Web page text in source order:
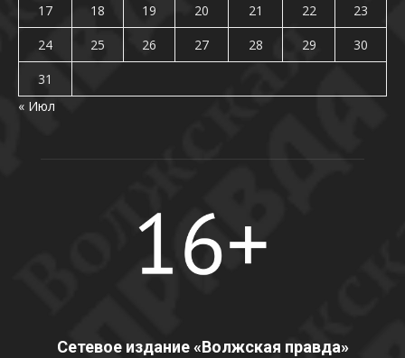
17
18 19 20 21 22
23
24
25 26 27 28 29
30
31
« Июл
Сетевое издание «Волжская правда»